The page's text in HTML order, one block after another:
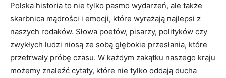
Polska ⁢historia to nie tylko pasmo wydarzeń, ale także
skarbnica mądrości ⁣i emocji, które wyrażają ⁢najlepsi z
naszych rodaków. Słowa poetów, pisarzy, polityków czy
zwykłych ludzi niosą ze ‍sobą głębokie przesłania, które
przetrwały próbę czasu. W każdym zakątku naszego kraju
możemy znaleźć cytaty, które‍ nie tylko‌ oddają ducha